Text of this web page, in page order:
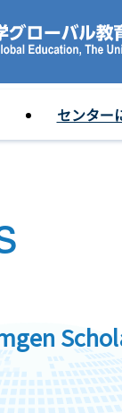
センター